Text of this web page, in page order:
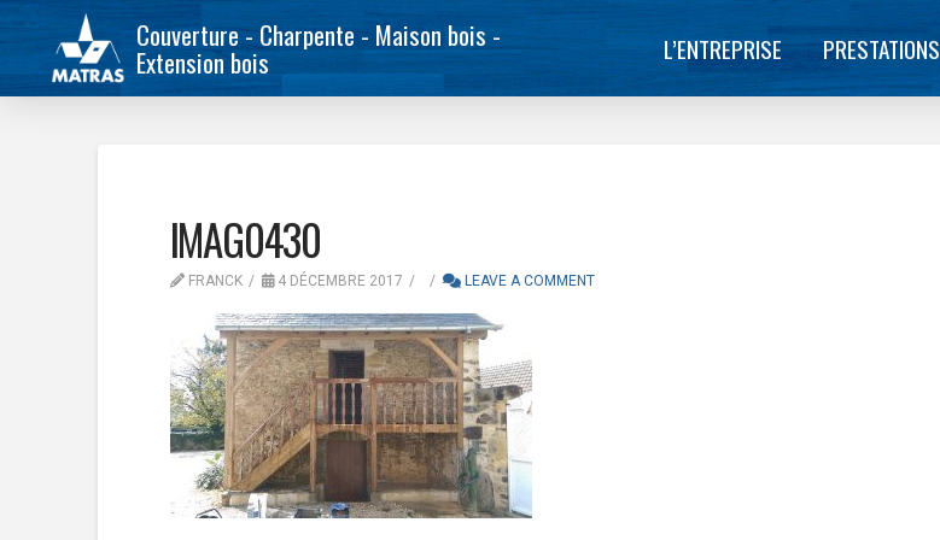
Couverture - Charpente - Maison bois -
Extension bois L’ENTREPRISE PRESTATIONS
IMAG0430
FRANCK 4 DÉCEMBRE 2017 LEAVE A COMMENT